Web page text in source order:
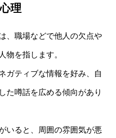
理
、職場などで他人の欠点や
物を指します。
ガティブな情報を好み、自
た噂話を広める傾向があり
いると、周囲の雰囲気が悪